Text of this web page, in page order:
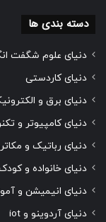
های متعدد، پایتون
به کار می رود.
گوشی تا استفاده
های جذابی از
است.
تحلیل داده
دسته بندی ها
دنیای علوم شگفت
دنیای کاردستی
دنیای برق و
دنیای کامپیوتر و
دنیای رباتیک و
دنیای خانواده و
دنیای انیمیشن و
دنیای آردوینو و iot